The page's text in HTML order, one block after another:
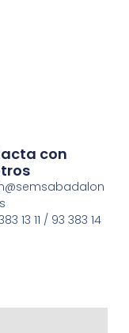
con
13 11 / 93 383 14